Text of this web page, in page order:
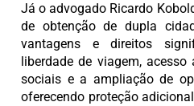
Já o advogado Ricardo
de obtenção de dupla
vantagens e direitos
liberdade de viagem,
sociais e a ampliação de
oferecendo proteção